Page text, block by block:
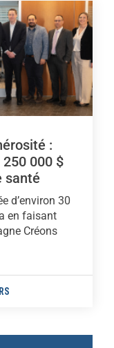
:
000 $
santé
d’environ 30
en faisant
Créons